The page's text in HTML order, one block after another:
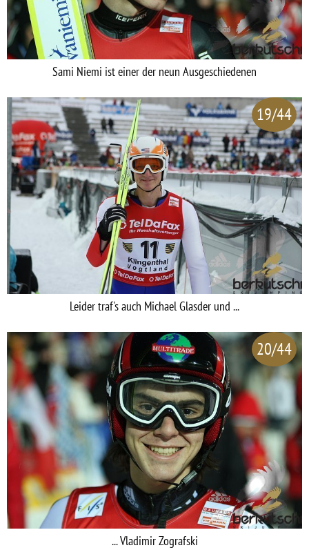
Sami Niemi ist einer der neun Ausgeschiedenen
19/44
Leider traf's auch Michael Glasder und ...
20/44
... Vladimir Zografski